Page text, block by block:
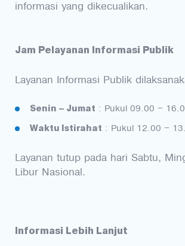
informasi yang dikecualikan.
Jam Pelayanan Informasi Publik
Layanan Informasi Publik
Senin – Jumat : Pukul 09.00 –
Waktu Istirahat : Pukul 12.00 –
Layanan tutup pada hari Sabtu,
Libur Nasional.
Informasi Lebih Lanjut